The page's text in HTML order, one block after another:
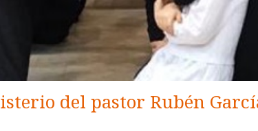
del pastor Rubén